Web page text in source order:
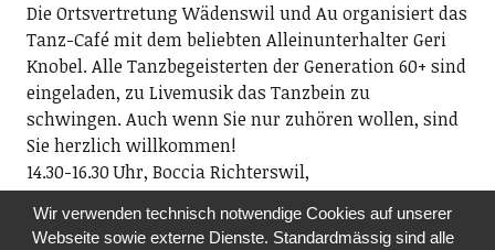
Die Ortsvertretung Wädenswil und Au organisiert das
Tanz-Café mit dem beliebten Alleinunterhalter Geri
Knobel. Alle Tanzbegeisterten der Generation 60+ sind
eingeladen, zu Livemusik das Tanzbein zu
schwingen. Auch wenn Sie nur zuhören wollen, sind
Sie herzlich willkommen!
14.30-16.30 Uhr, Boccia Richterswil,
Alte Landstr. 70, Richterswil (oberhalb Tuwag-Areal
Wädenswil)
Wir verwenden technisch notwendige Cookies auf unserer
Webseite sowie externe Dienste. Standardmässig sind alle